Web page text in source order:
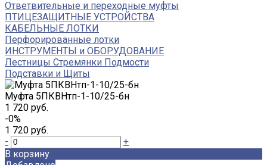
Ответвительные и переходные муфты
ПТИЦЕЗАЩИТНЫЕ УСТРОЙСТВА
КАБЕЛЬНЫЕ ЛОТКИ
Перфорированные лотки
ИНСТРУМЕНТЫ и ОБОРУДОВАНИЕ
Лестницы Стремянки Подмости
Подставки и Щиты
Муфта 5ПКВНтп-1-10/25-бн
1 720 руб.
-0%
1 720 руб.
-
+
В корзину